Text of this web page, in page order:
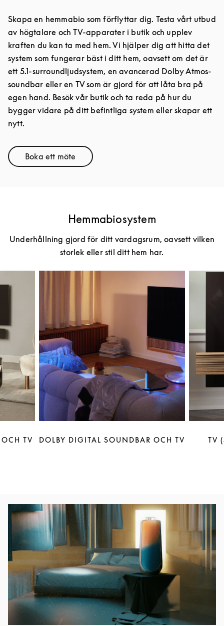
Skapa en hemmabio som förflyttar dig. Testa vårt utbud
av högtalare och TV-apparater i butik och upplev
kraften du kan ta med hem. Vi hjälper dig att hitta det
system som fungerar bäst i ditt hem, oavsett om det är
ett 5.1-surroundljudsystem, en avancerad Dolby Atmos-
soundbar eller en TV som är gjord för att låta bra på
egen hand. Besök vår butik och ta reda på hur du
bygger vidare på ditt befintliga system eller skapar ett
nytt.
Boka ett möteLink Opens in New Tab
Hemmabiosystem
Underhållning gjord för ditt vardagsrum, oavsett vilken
storlek eller stil ditt hem har.
TV DOLBY DIGITAL SOUNDBAR OCH TV TV
Event Image